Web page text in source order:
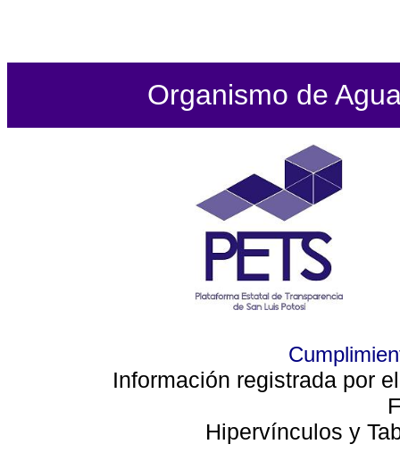
Organismo de
Información registrada por
Hipervínculos y